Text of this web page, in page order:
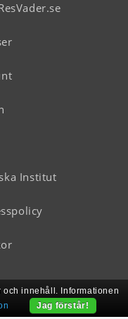
Institut
innehåll. Informationen
Jag förstår!